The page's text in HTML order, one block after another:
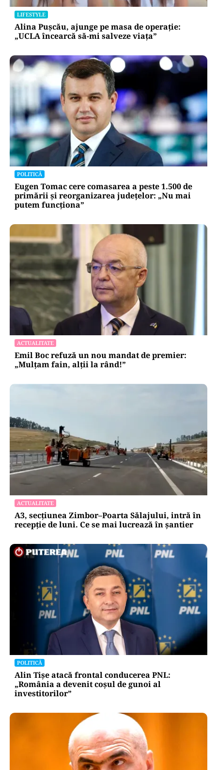
LIFESTYLE
Alina Pușcău, ajunge pe masa de operație:
„UCLA încearcă să-mi salveze viața”
POLITICĂ
Eugen Tomac cere comasarea a peste 1.500 de
primării și reorganizarea județelor: „Nu mai
putem funcționa”
ACTUALITATE
Emil Boc refuză un nou mandat de premier:
„Mulțam fain, alții la rând!”
ACTUALITATE
A3, secțiunea Zimbor–Poarta Sălajului, intră în
recepție de luni. Ce se mai lucrează în șantier
POLITICĂ
Alin Tișe atacă frontal conducerea PNL:
„România a devenit coșul de gunoi al
investitorilor”